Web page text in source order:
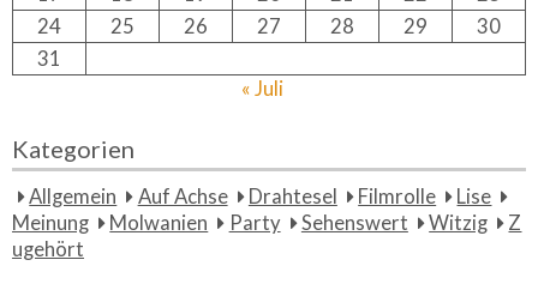
24
25 26 27 28 29
30
31
« Juli
Kategorien
Allgemein Auf Achse Drahtesel Filmrolle
Lise
Meinung
Molwanien Party Sehenswert Witzig
Z
ugehört